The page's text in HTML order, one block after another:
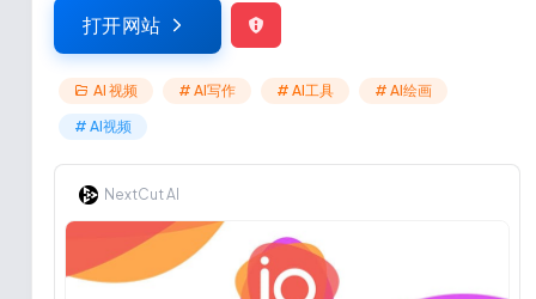
打开网站
AI 视频 # AI写作 # AI工具
# AI绘画
# AI视频
NextCut AI